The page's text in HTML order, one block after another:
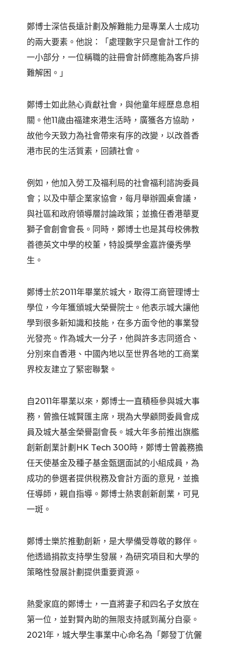
鄭博士深信長遠計劃及解難能力是專業人士成功
的兩大要素。他說：「處理數字只是會計工作的
一小部分，一位稱職的註冊會計師應能為客戶排
難解困。」
鄭博士如此熱心貢獻社會，與他童年經歷息息相
關。他11歲由福建來港生活時，廣獲各方協助，
故他今天致力為社會帶來有序的改變，以改善香
港市民的生活質素，回饋社會。
例如，他加入勞工及福利局的社會福利諮詢委員
會；以及中華企業家協會，每月舉辦圓桌會議，
與社區和政府領導層討論政策；並擔任香港華夏
獅子會創會會長。同時，鄭博士也是其母校佛教
善德英文中學的校董，特設獎學金嘉許優秀學
生。
鄭博士於2011年畢業於城大，取得工商管理博士
學位，今年獲頒城大榮譽院士。他表示城大讓他
學到很多新知識和技能，在多方面令他的事業發
光發亮。作為城大一分子，他與許多志同道合、
分別來自香港、中國內地以至世界各地的工商業
界校友建立了緊密聯繫。
自2011年畢業以來，鄭博士一直積極參與城大事
務，曾擔任城賢匯主席，現為大學顧問委員會成
員及城大基金榮譽副會長。城大年多前推出旗艦
創新創業計劃HK Tech 300時，鄭博士曾義務擔
任天使基金及種子基金甄選面試的小組成員，為
成功的參選者提供稅務及會計方面的意見，並擔
任導師，親自指導。鄭博士熱衷創新創業，可見
一斑。
鄭博士樂於推動創新，是大學備受尊敬的夥伴。
他透過捐款支持學生發展，為研究項目和大學的
策略性發展計劃提供重要資源。
熱愛家庭的鄭博士，一直將妻子和四名子女放在
第一位，並對賢內助的無限支持感到萬分自豪。
2021年，城大學生事業中心命名為「鄭發丁伉儷